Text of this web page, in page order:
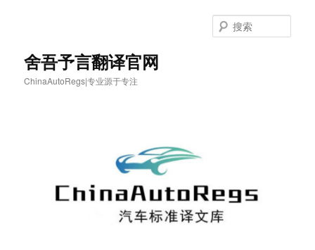
舍吾予言翻译官网
ChinaAutoRegs|专业源于专注
索